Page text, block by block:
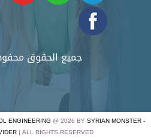
جميع الحقوق محفوظة
ENGINEERING @ 2026 BYSYRIAN MONSTER -
| ALL RIGHTS RESERVED